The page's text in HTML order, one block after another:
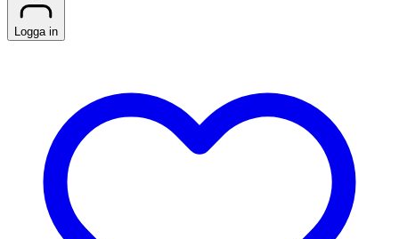
Logga in